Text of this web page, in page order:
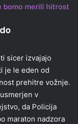
bomo merili hitrost
sicer izvajajo
je le eden od
prehitre vožnje.
v
da Policija
maraton nadzora